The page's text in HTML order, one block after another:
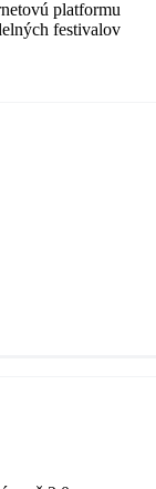
platformu
festivalov